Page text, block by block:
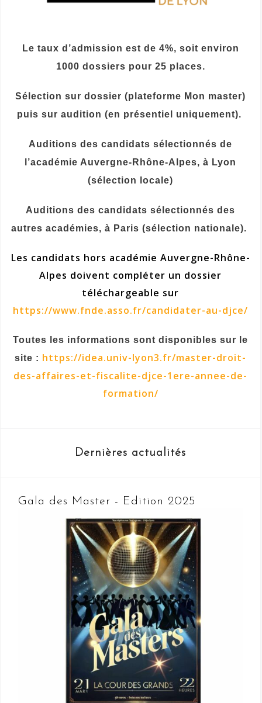
Le taux d’admission est de 4%, soit environ
1000 dossiers pour 25 places.
Sélection sur dossier (plateforme Mon master)
puis sur audition (en présentiel uniquement).
Auditions des candidats sélectionnés de
l’académie Auvergne-Rhône-Alpes, à Lyon
(sélection locale)
Auditions des candidats sélectionnés des
autres académies, à Paris (sélection nationale).
Les candidats hors académie Auvergne-Rhône-
Alpes doivent compléter un dossier
téléchargeable sur
https://www.fnde.asso.fr/candidater-au-djce/
Toutes les informations sont disponibles sur le
site : https://idea.univ-lyon3.fr/master-droit-
des-affaires-et-fiscalite-djce-1ere-annee-de-
formation/
Dernières actualités
Gala des Master - Edition 2025